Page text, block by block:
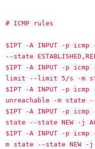
# ICMP rules
$IPT -A INPUT -p
--state
$IPT -A INPUT -p
limit --limit 5/s -m
$IPT -A INPUT -p
unreachable -m state --
$IPT -A INPUT -p icmp
state --state NEW -j
$IPT -A INPUT -p
m state --state NEW -j